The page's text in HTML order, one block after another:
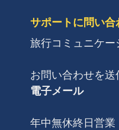
サポートに問い合
旅行コミュニケ
お問い合わせを送
電子メール
年中無休終日営業